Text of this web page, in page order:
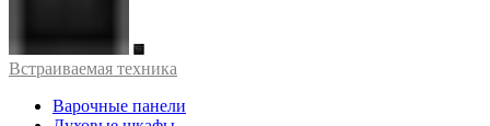
Встраиваемая техника
Варочные панели